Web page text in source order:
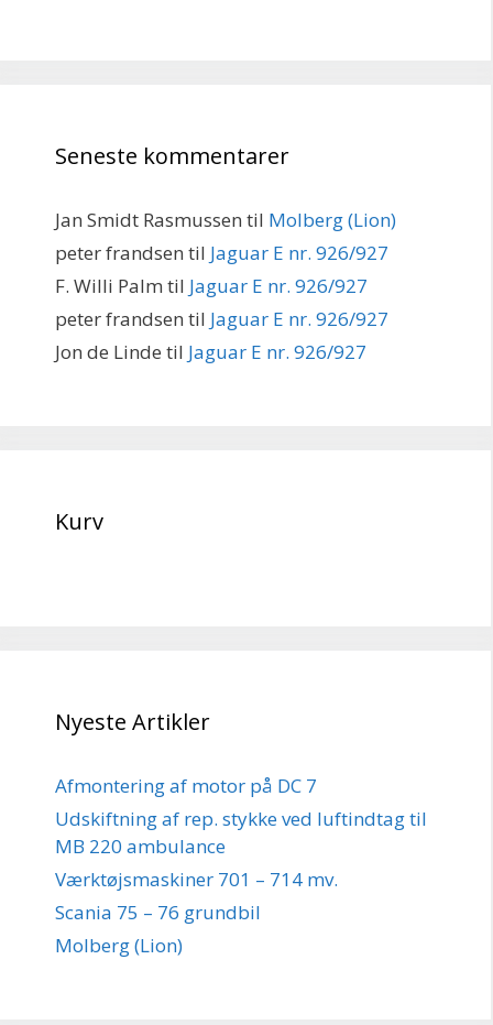
Seneste kommentarer
Jan Smidt Rasmussen til Molberg (Lion)
peter frandsen til Jaguar E nr. 926/927
F. Willi Palm til Jaguar E nr. 926/927
peter frandsen til Jaguar E nr. 926/927
Jon de Linde til Jaguar E nr. 926/927
Kurv
Nyeste Artikler
Afmontering af motor på DC 7
Udskiftning af rep. stykke ved luftindtag til
MB 220 ambulance
Værktøjsmaskiner 701 – 714 mv.
Scania 75 – 76 grundbil
Molberg (Lion)